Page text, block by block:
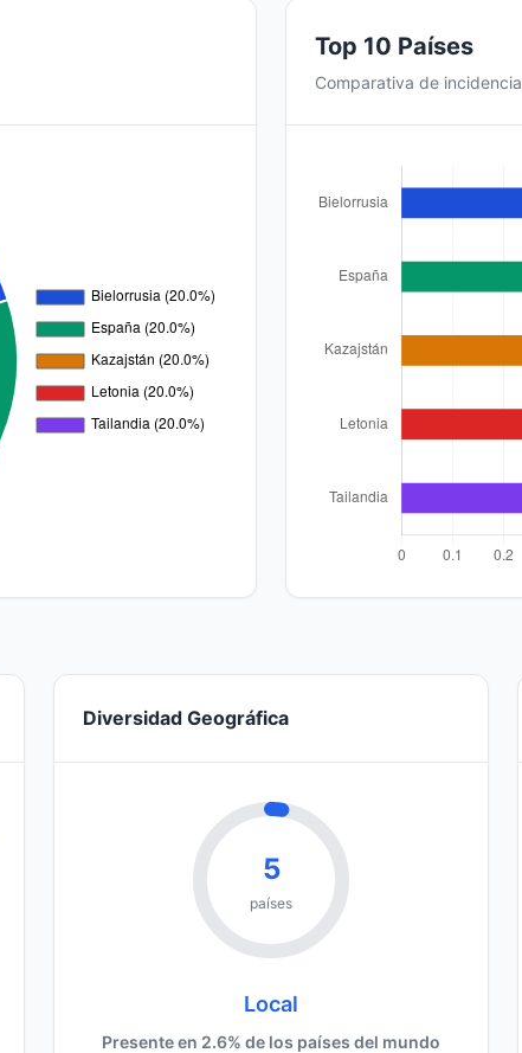
Top 10 Países
Comparativa de incidencia
Diversidad Geográfica
5
países
Local
Presente en 2.6% de los países del mundo